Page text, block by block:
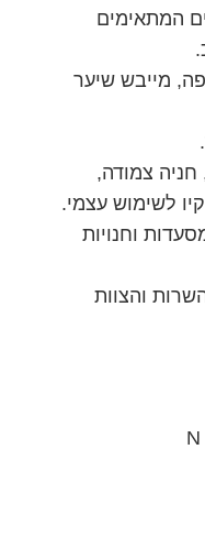
המתאימים
מייבש שיער
חניה צמודה,
לשימוש עצמי.
וחנויות
והצוות